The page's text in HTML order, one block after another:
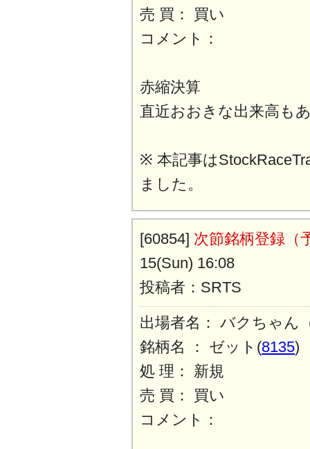
売 買： 買い
コメント：
赤縮決算
直近おおきな出来高も
※ 本記事は
ました。
[60854] 次節銘柄登録（
15(Sun) 16:08
投稿者：SRTS
出場者名： バクちゃん
銘柄名 ： ゼット(8135)
処 理： 新規
売 買： 買い
コメント：